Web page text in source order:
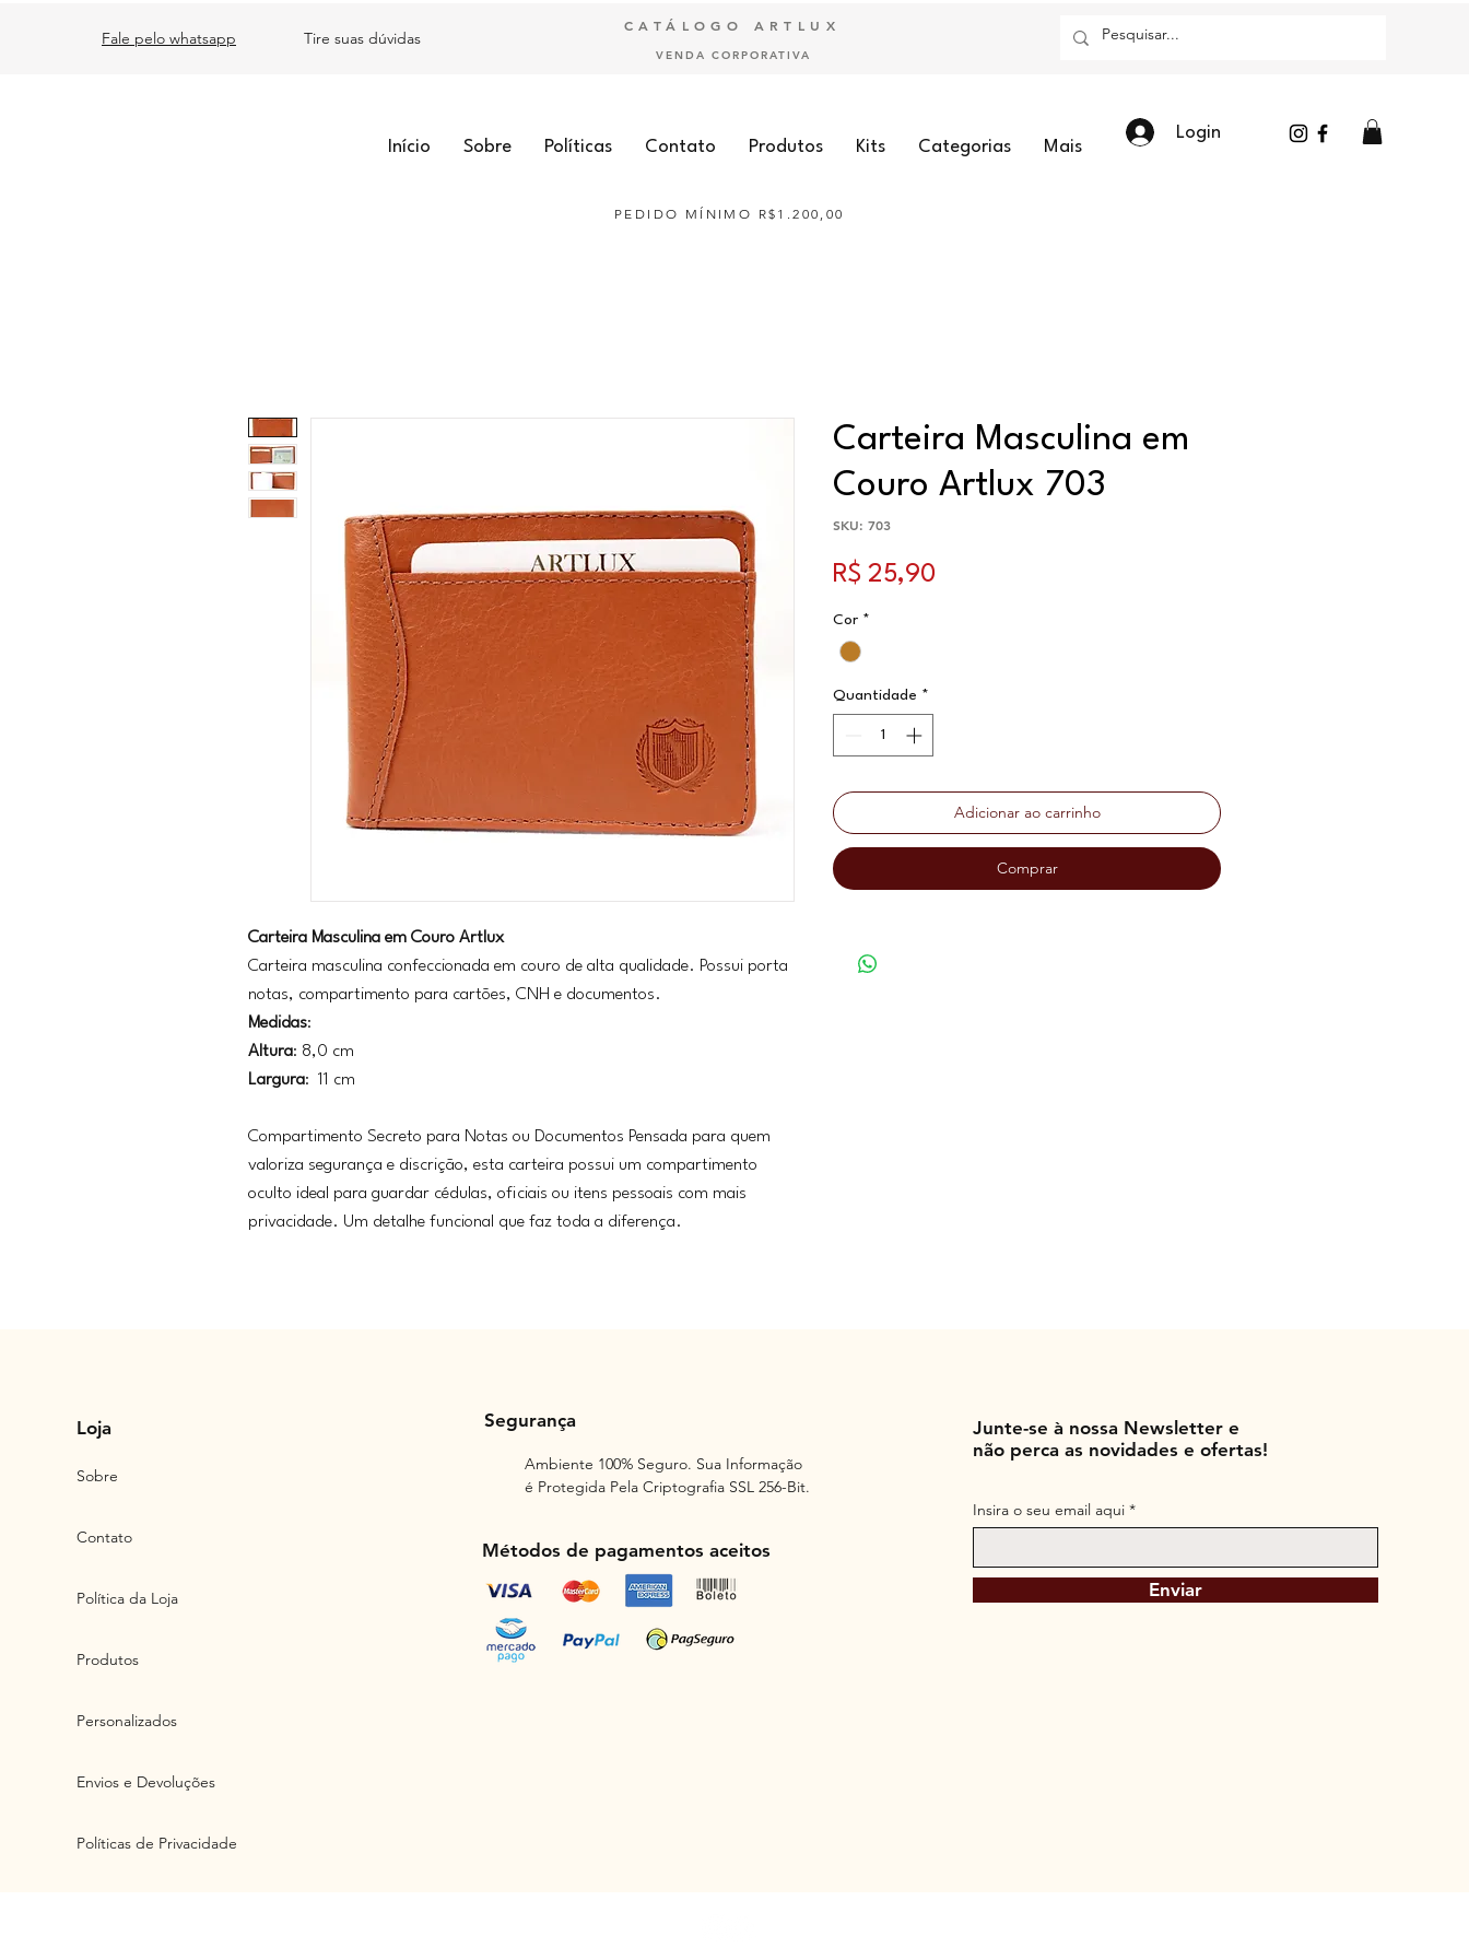
Login
Fale pelo whatsapp Tire suas dúvidas
CATÁLOGO ARTLUX
VENDA CORPORATIVA
Início Sobre Políticas Contato Produtos Kits Categorias Mais
PEDIDO MÍNIMO R$1.200,00
Carteira Masculina em Couro Artlux
Carteira masculina confeccionada em couro de alta qualidade. Possui porta
notas, compartimento para cartões, CNH e documentos.
Medidas:
Altura: 8,0 cm
Largura: 11 cm
Compartimento Secreto para Notas ou Documentos Pensada para quem
valoriza segurança e discrição, esta carteira possui um compartimento
oculto ideal para guardar cédulas, oficiais ou itens pessoais com mais
privacidade. Um detalhe funcional que faz toda a diferença.
Carteira Masculina em
Couro Artlux 703
SKU: 703
R$ 25,90
Cor *
Quantidade *
Adicionar ao carrinho
Comprar
Loja
Sobre
Contato
Política da Loja
Produtos
Personalizados
Envios e Devoluções
Políticas de Privacidade
Segurança
Ambiente 100% Seguro. Sua Informação
é Protegida Pela Criptografia SSL 256-Bit.
Métodos de pagamentos aceitos
Junte-se à nossa Newsletter e
não perca as novidades e ofertas!
Insira o seu email aqui
Enviar